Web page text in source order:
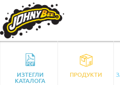
ИЗТЕГЛИ
КАТАЛОГА
ПРОДУКТИ